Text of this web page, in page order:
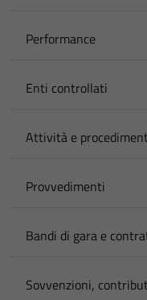
Performance
Enti controllati
Attività e
Provvedimenti
Bandi di gara e
Sovvenzioni,